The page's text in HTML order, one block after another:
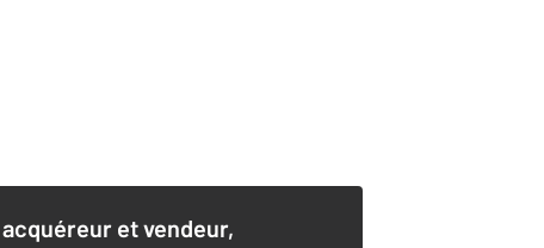
et vendeur,